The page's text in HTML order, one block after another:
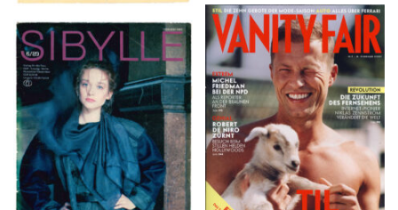
VANITY FAIR – Nr. 7 –
8. Februar 2007
SIBYLLE 6/89